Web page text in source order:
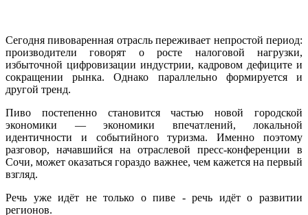
Сегодня пивоваренная отрасль переживает непростой период:
производители говорят о росте налоговой нагрузки,
избыточной цифровизации индустрии, кадровом дефиците и
сокращении рынка. Однако параллельно формируется и
другой тренд.
Пиво постепенно становится частью новой городской
экономики — экономики впечатлений, локальной
идентичности и событийного туризма. Именно поэтому
разговор, начавшийся на отраслевой пресс-конференции в
Сочи, может оказаться гораздо важнее, чем кажется на первый
взгляд.
Речь уже идёт не только о пиве - речь идёт о развитии
регионов.